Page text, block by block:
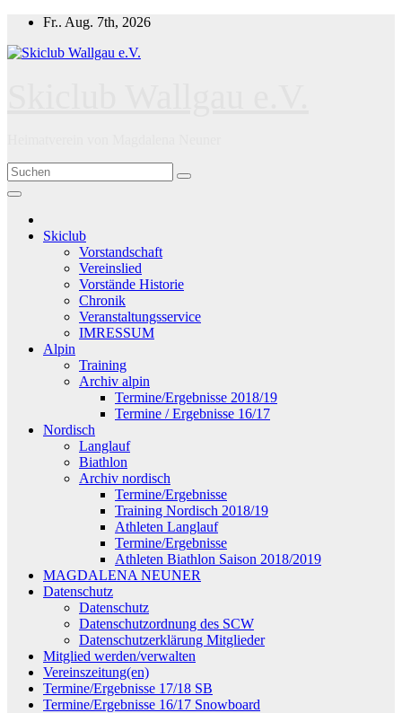
Zum
springen
Fr.. Aug. 7th, 2026
Skiclub
Vorstandschaft
Vereinslied
Vorstände Historie
Chronik
Veranstaltungsservice
IMRESSUM
Alpin
Training
Archiv alpin
Termine/Ergebnisse 2018/19
Termine / Ergebnisse 16/17
Nordisch
Langlauf
Biathlon
Archiv nordisch
Termine/Ergebnisse
Training Nordisch 2018/19
Athleten Langlauf
Termine/Ergebnisse
Athleten Biathlon Saison 2018/2019
MAGDALENA NEUNER
Datenschutz
Datenschutz
Datenschutzordnung des SCW
Datenschutzerklärung Mitglieder
Mitglied werden/verwalten
Vereinszeitung(en)
Termine/Ergebnisse 17/18 SB
Termine/Ergebnisse 16/17 Snowboard